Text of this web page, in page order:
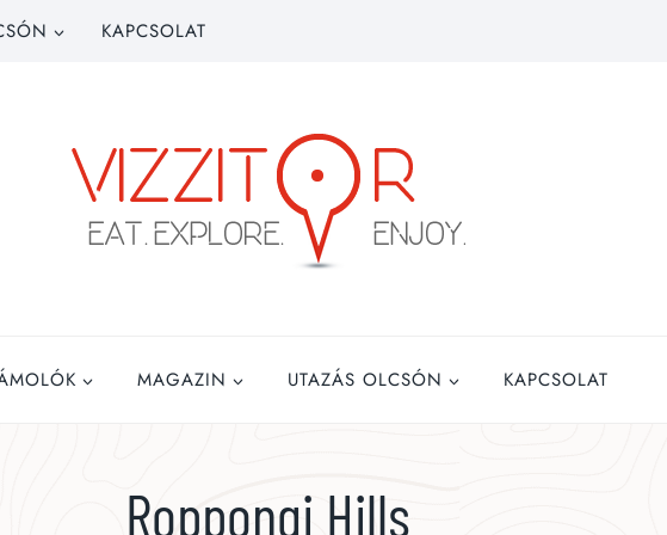
KAPCSOLAT
MAGAZIN UTAZÁS OLCSÓN KAPCSOLAT
Roppongi Hills